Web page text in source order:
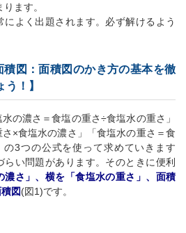
ます。
よく出題されます。必ず解けるよう
図：面積図のかき方の基本を徹
！】
の濃さ＝食塩の重さ÷食塩水の重さ」
さ×食塩水の濃さ」「食塩水の重さ＝食
3つの公式を使って求めていきます
い問題があります。そのときに便利
濃さ」、横を「食塩水の重さ」、面積
図(図1)です。